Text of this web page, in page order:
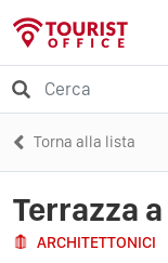
Torna alla lista
Terrazza
ARCHITETTONICI